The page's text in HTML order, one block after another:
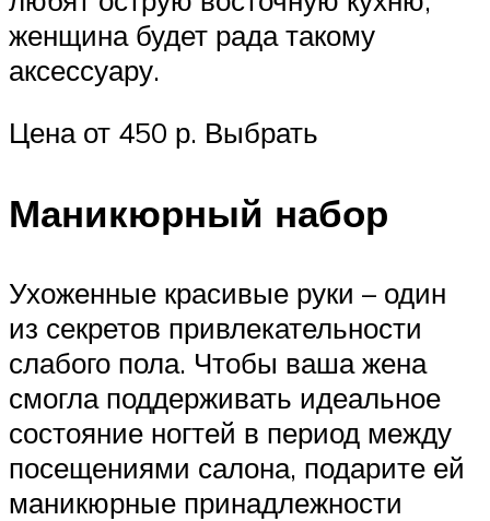
женщина будет рада такому
аксессуару.
Цена от 450 р. Выбрать
Маникюрный набор
Ухоженные красивые руки – один
из секретов привлекательности
слабого пола. Чтобы ваша жена
смогла поддерживать идеальное
состояние ногтей в период между
посещениями салона, подарите ей
маникюрные принадлежности